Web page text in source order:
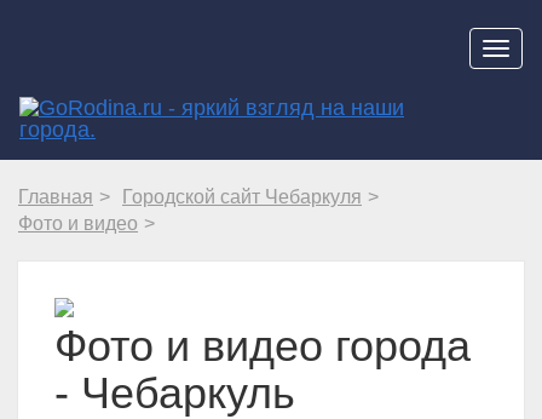
Главная
Городской сайт Чебаркуля
Фото и видео
Фото и видео города
- Чебаркуль